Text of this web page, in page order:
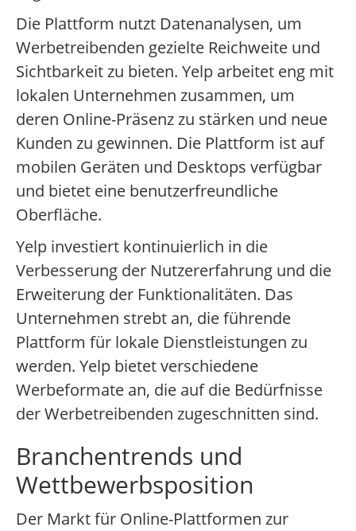
Die Plattform nutzt Datenanalysen, um
Werbetreibenden gezielte Reichweite und
Sichtbarkeit zu bieten. Yelp arbeitet eng mit
lokalen Unternehmen zusammen, um
deren Online-Präsenz zu stärken und neue
Kunden zu gewinnen. Die Plattform ist auf
mobilen Geräten und Desktops verfügbar
und bietet eine benutzerfreundliche
Oberfläche.
Yelp investiert kontinuierlich in die
Verbesserung der Nutzererfahrung und die
Erweiterung der Funktionalitäten. Das
Unternehmen strebt an, die führende
Plattform für lokale Dienstleistungen zu
werden. Yelp bietet verschiedene
Werbeformate an, die auf die Bedürfnisse
der Werbetreibenden zugeschnitten sind.
Branchentrends und
Wettbewerbsposition
Der Markt für Online-Plattformen zur